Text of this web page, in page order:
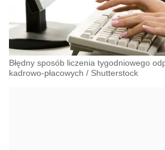
Błędny sposób liczenia tygodniowego
kadrowo-płacowych / Shutterstock